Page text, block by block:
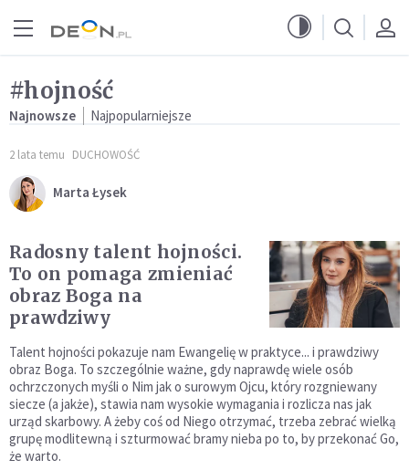
#hojność
Najnowsze Najpopularniejsze
2 lata temu DUCHOWOŚĆ
Marta Łysek
Radosny talent hojności.
To on pomaga zmieniać
obraz Boga na
prawdziwy
Talent hojności pokazuje nam Ewangelię w praktyce... i prawdziwy
obraz Boga. To szczególnie ważne, gdy naprawdę wiele osób
ochrzczonych myśli o Nim jak o surowym Ojcu, który rozgniewany
siecze (a jakże), stawia nam wysokie wymagania i rozlicza nas jak
urząd skarbowy. A żeby coś od Niego otrzymać, trzeba zebrać wielką
grupę modlitewną i szturmować bramy nieba po to, by przekonać Go,
że warto.